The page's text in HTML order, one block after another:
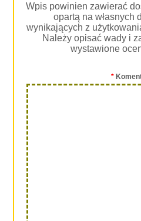
Wpis powinien zawierać
opartą na własnych
wynikających z
Należy opisać wady i
wystawione
*